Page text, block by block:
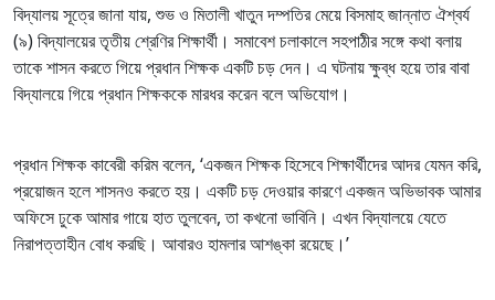
বিদ্যালয় সূত্রে জানা যায়, শুভ ও মিতালী খাতুন দম্পতির মেয়ে বিসমাহ জান্নাত ঐশ্বর্য
(৯) বিদ্যালয়ের তৃতীয় শ্রেণির শিক্ষার্থী। সমাবেশ চলাকালে সহপাঠীর সঙ্গে কথা বলায়
তাকে শাসন করতে গিয়ে প্রধান শিক্ষক একটি চড় দেন। এ ঘটনায় ক্ষুব্ধ হয়ে তার বাবা
বিদ্যালয়ে গিয়ে প্রধান শিক্ষককে মারধর করেন বলে অভিযোগ।
প্রধান শিক্ষক কাবেরী করিম বলেন, ‘একজন শিক্ষক হিসেবে শিক্ষার্থীদের আদর যেমন করি,
প্রয়োজন হলে শাসনও করতে হয়। একটি চড় দেওয়ার কারণে একজন অভিভাবক আমার
অফিসে ঢুকে আমার গায়ে হাত তুলবেন, তা কখনো ভাবিনি। এখন বিদ্যালয়ে যেতে
নিরাপত্তাহীন বোধ করছি। আবারও হামলার আশঙ্কা রয়েছে।’